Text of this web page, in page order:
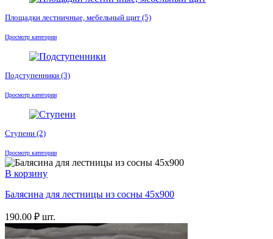
Площадки лестничные, мебельный щит (5)
Просмотр категории
Подступенники (3)
Просмотр категории
Ступени (2)
Просмотр категории
В корзину
Балясина для лестницы из сосны 45х900
190.00 ₽ шт.